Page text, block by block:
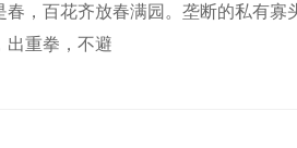
春，百花齐放春满园。垄断的私有
出重拳，不避